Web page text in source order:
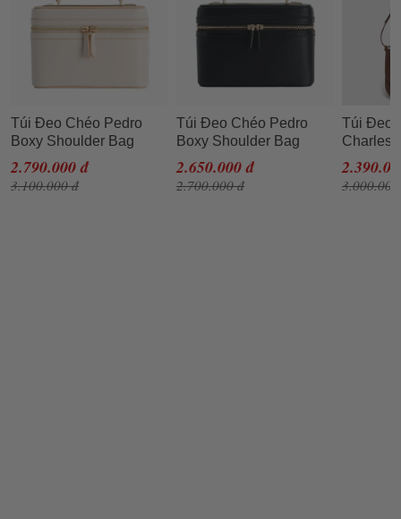
Túi Đeo Chéo Pedro
Boxy Shoulder Bag
PW2-76390057 Màu
Trắng
2.790.000 đ
3.100.000 đ
Túi Đeo Chéo Pedro
Boxy Shoulder Bag
PW2-76390057 Màu
Đen
2.650.000 đ
2.700.000 đ
Túi Đeo
Charles
Metallic